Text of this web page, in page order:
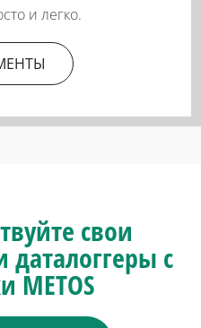
и легко.
свои
с
METOS